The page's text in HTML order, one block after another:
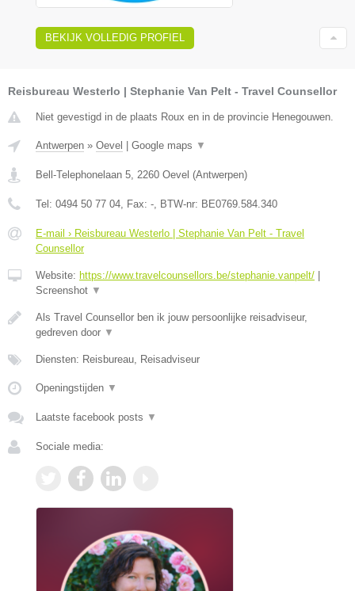
BEKIJK VOLLEDIG PROFIEL
Reisbureau Westerlo | Stephanie Van Pelt - Travel Counsellor
Niet gevestigd in de plaats Roux en in de provincie Henegouwen.
Antwerpen » Oevel Google maps ▼
Bell-Telephonelaan 5, 2260 Oevel (Antwerpen)
Tel: 0494 50 77 04, Fax: -, BTW-nr: BE0769.584.340
E-mail › Reisbureau Westerlo | Stephanie Van Pelt - Travel
Counsellor
Website: https://www.travelcounsellors.be/stephanie.vanpelt/
Screenshot ▼
Als Travel Counsellor ben ik jouw persoonlijke reisadviseur,
gedreven door ▼
Diensten: Reisbureau, Reisadviseur
Openingstijden ▼
Laatste facebook posts ▼
Sociale media: